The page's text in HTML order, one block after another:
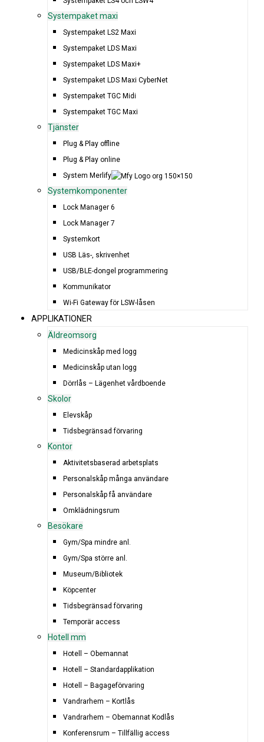
Systempaket maxi
Systempaket LS2 Maxi
Systempaket LDS Maxi
Systempaket LDS Maxi+
Systempaket LDS Maxi CyberNet
Systempaket TGC Midi
Systempaket TGC Maxi
Tjänster
Plug & Play offline
Plug & Play online
System Merlify
Systemkomponenter
Lock Manager 6
Lock Manager 7
Systemkort
USB Läs-, skrivenhet
USB/BLE-dongel programmering
Kommunikator
Wi-Fi Gateway för LSW-låsen
APPLIKATIONER
Äldreomsorg
Medicinskåp med logg
Medicinskåp utan logg
Dörrlås – Lägenhet vårdboende
Skolor
Elevskåp
Tidsbegränsad förvaring
Kontor
Aktivitetsbaserad arbetsplats
Personalskåp många användare
Personalskåp få användare
Omklädningsrum
Besökare
Gym/Spa mindre anl.
Gym/Spa större anl.
Museum/Bibliotek
Köpcenter
Tidsbegränsad förvaring
Temporär access
Hotell mm
Hotell – Obemannat
Hotell – Standardapplikation
Hotell – Bagageförvaring
Vandrarhem – Kortlås
Vandrarhem – Obemannat Kodlås
Konferensrum – Tillfällig access